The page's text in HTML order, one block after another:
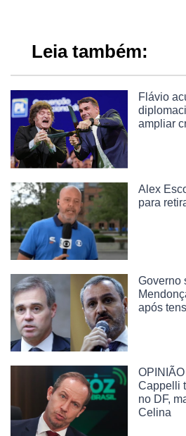
Leia também:
Flávio
ampliar
Alex
para
Governo
após
Cappelli
no DF,
Celina